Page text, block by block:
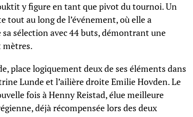
y figure en tant que pivot du tournoi. Un
au long de l’événement, où elle a
sélection avec 44 buts, démontrant une
mètres.
place logiquement deux de ses éléments dans
Lunde et l’ailière droite Emilie Hovden. Le
fois à Henny Reistad, élue meilleure
déjà récompensée lors des deux